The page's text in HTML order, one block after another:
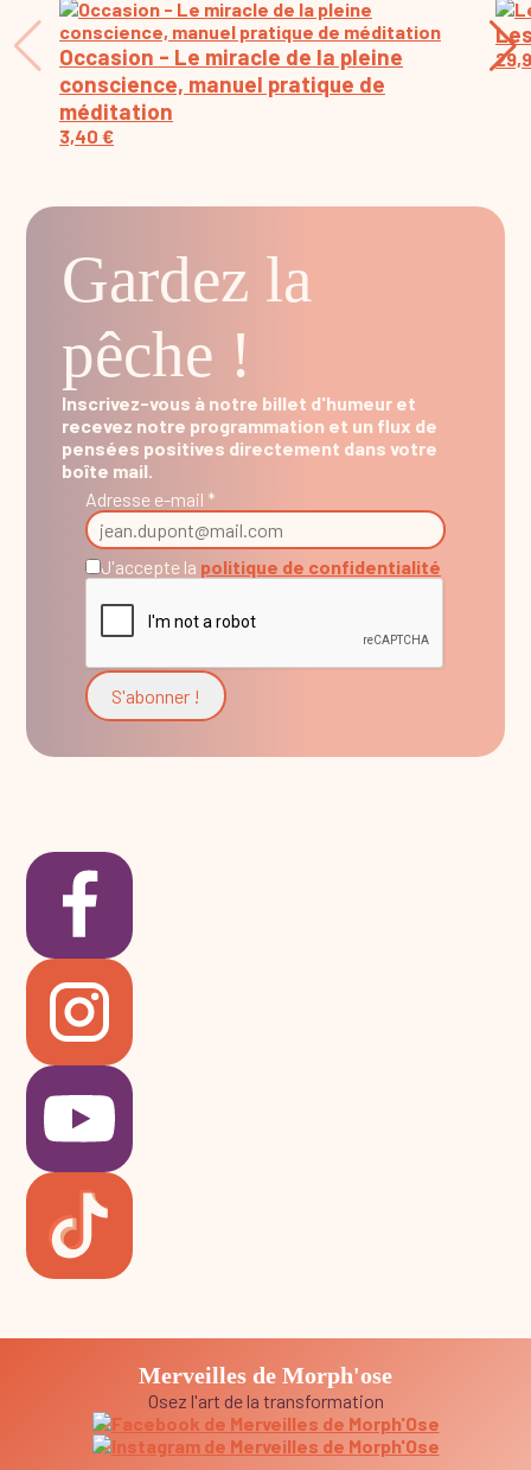
Occasion - Le miracle de la pleine
conscience, manuel pratique de
méditation
3,40 €
Gardez la
pêche !
Inscrivez-vous à notre billet d'humeur et
recevez notre programmation et un flux de
pensées positives directement dans votre
boîte mail.
Adresse e-mail *
J'accepte la politique de confidentialité
Merveilles de Morph'ose
Osez l'art de la transformation